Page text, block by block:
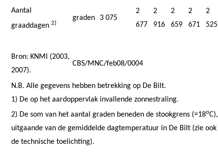
Aantal
graaddagen 2)
graden 3 075
2
677
2
916
2
659
2
671
2
525
Bron: KNMI (2003,
2007).
CBS/MNC/feb08/0004
N.B. Alle gegevens hebben betrekking op De Bilt.
1) De op het aardoppervlak invallende zonnestraling.
2) De som van het aantal graden beneden de stookgrens (=18oC),
uitgaande van de gemiddelde dagtemperatuur in De Bilt (zie ook
de technische toelichting).